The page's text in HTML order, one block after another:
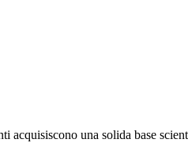
acquisiscono una solida base